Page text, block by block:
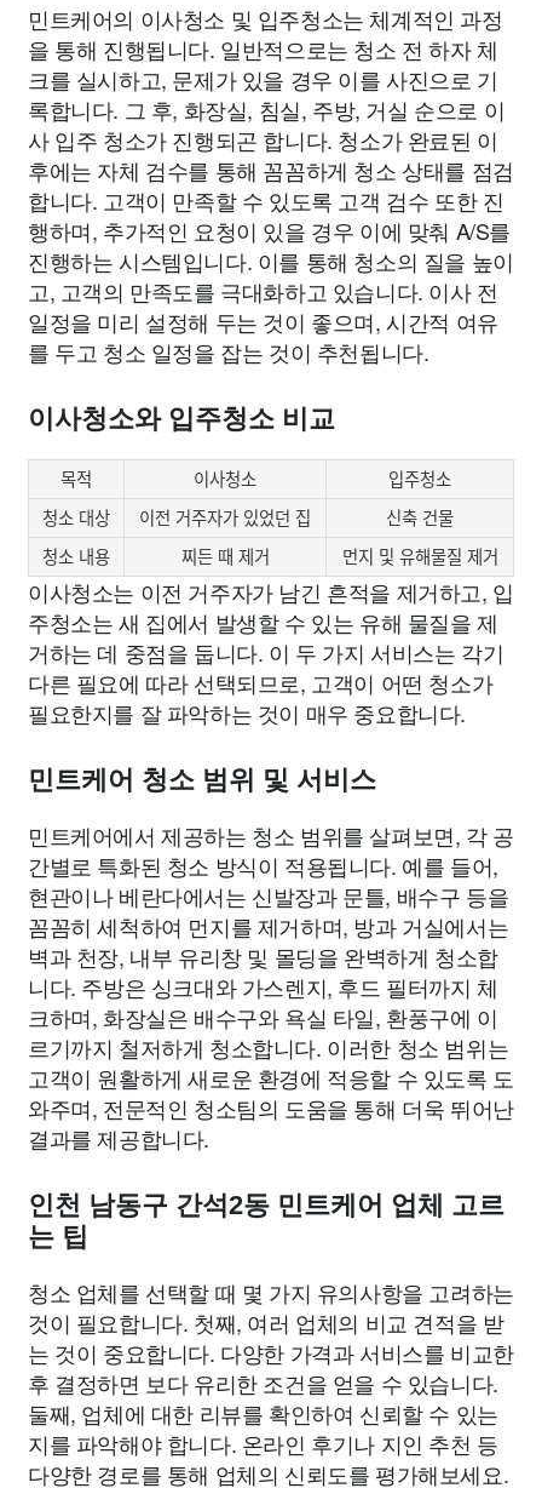
민트케어의 이사청소 및 입주청소는 체계적인 과정
을 통해 진행됩니다. 일반적으로는 청소 전 하자 체
크를 실시하고, 문제가 있을 경우 이를 사진으로 기
록합니다. 그 후, 화장실, 침실, 주방, 거실 순으로 이
사 입주 청소가 진행되곤 합니다. 청소가 완료된 이
후에는 자체 검수를 통해 꼼꼼하게 청소 상태를 점검
합니다. 고객이 만족할 수 있도록 고객 검수 또한 진
행하며, 추가적인 요청이 있을 경우 이에 맞춰 A/S를
진행하는 시스템입니다. 이를 통해 청소의 질을 높이
고, 고객의 만족도를 극대화하고 있습니다. 이사 전
일정을 미리 설정해 두는 것이 좋으며, 시간적 여유
를 두고 청소 일정을 잡는 것이 추천됩니다.
이사청소와 입주청소 비교
목적 이사청소
입주청소
청소 대상
이전 거주자가 있었던 집
신축 건물
청소 내용
찌든 때 제거 먼지 및 유해물질 제거
이사청소는 이전 거주자가 남긴 흔적을 제거하고, 입
주청소는 새 집에서 발생할 수 있는 유해 물질을 제
거하는 데 중점을 둡니다. 이 두 가지 서비스는 각기
다른 필요에 따라 선택되므로, 고객이 어떤 청소가
필요한지를 잘 파악하는 것이 매우 중요합니다.
민트케어 청소 범위 및 서비스
민트케어에서 제공하는 청소 범위를 살펴보면, 각 공
간별로 특화된 청소 방식이 적용됩니다. 예를 들어,
현관이나 베란다에서는 신발장과 문틀, 배수구 등을
꼼꼼히 세척하여 먼지를 제거하며, 방과 거실에서는
벽과 천장, 내부 유리창 및 몰딩을 완벽하게 청소합
니다. 주방은 싱크대와 가스렌지, 후드 필터까지 체
크하며, 화장실은 배수구와 욕실 타일, 환풍구에 이
르기까지 철저하게 청소합니다. 이러한 청소 범위는
고객이 원활하게 새로운 환경에 적응할 수 있도록 도
와주며, 전문적인 청소팀의 도움을 통해 더욱 뛰어난
결과를 제공합니다.
인천 남동구 간석2동 민트케어 업체 고르
는 팁
청소 업체를 선택할 때 몇 가지 유의사항을 고려하는
것이 필요합니다. 첫째, 여러 업체의 비교 견적을 받
는 것이 중요합니다. 다양한 가격과 서비스를 비교한
후 결정하면 보다 유리한 조건을 얻을 수 있습니다.
둘째, 업체에 대한 리뷰를 확인하여 신뢰할 수 있는
지를 파악해야 합니다. 온라인 후기나 지인 추천 등
다양한 경로를 통해 업체의 신뢰도를 평가해보세요.